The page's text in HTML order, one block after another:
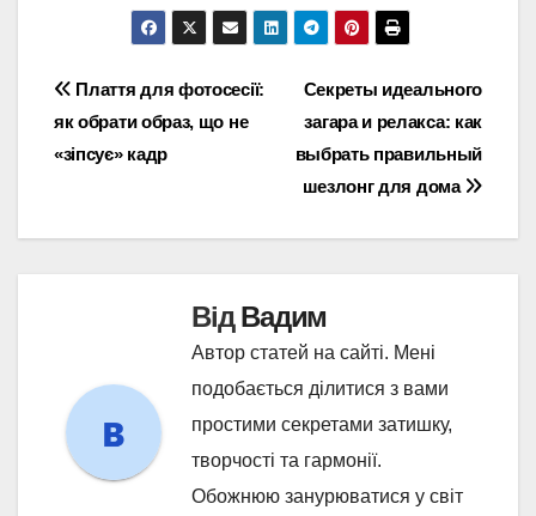
Навігація
записів
Секреты идеального
загара и релакса: как
выбрать правильный
шезлонг для дома
Плаття для фотосесії:
як обрати образ, що не
«зіпсує» кадр
ВідВадим
Автор статей на сайті. Мені
подобається ділитися з вами
простими секретами затишку,
творчості та гармонії.
Обожнюю занурюватися у світ